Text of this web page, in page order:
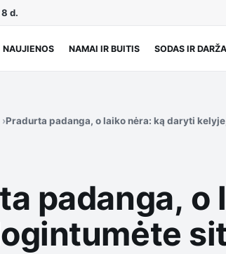
d.
NAUJIENOS NAMAI IR BUITIS SODAS IR
Pradurta padanga, o laiko nėra: ką daryti
padanga,